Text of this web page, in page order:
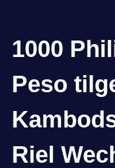
1000
Peso
Riel